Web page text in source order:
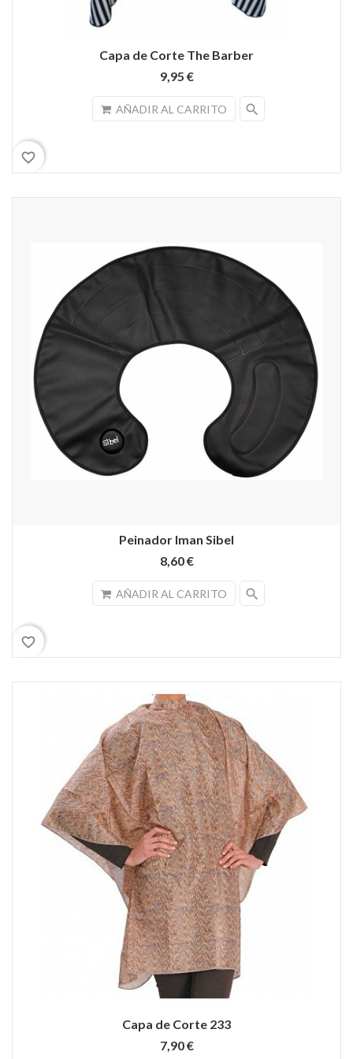
Capa de Corte The Barber
9,95 €
AÑADIR AL CARRITO search
favorite_border
Peinador Iman Sibel
8,60 €
AÑADIR AL CARRITO search
favorite_border
Capa de Corte 233
7,90 €